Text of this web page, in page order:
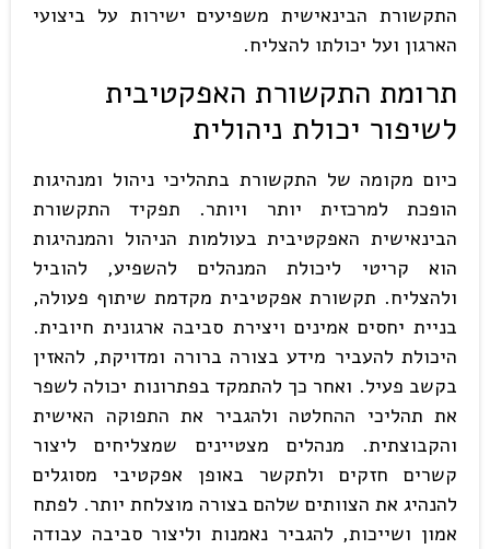
התקשורת הבינאישית משפיעים ישירות על ביצועי
הארגון ועל יכולתו להצליח.
תרומת התקשורת האפקטיבית
לשיפור יכולת ניהולית
כיום מקומה של התקשורת בתהליכי ניהול ומנהיגות
הופכת למרכזית יותר ויותר. תפקיד התקשורת
הבינאישית האפקטיבית בעולמות הניהול והמנהיגות
הוא קריטי ליכולת המנהלים להשפיע, להוביל
ולהצליח. תקשורת אפקטיבית מקדמת שיתוף פעולה,
בניית יחסים אמינים ויצירת סביבה ארגונית חיובית.
היכולת להעביר מידע בצורה ברורה ומדויקת, להאזין
בקשב פעיל. ואחר כך להתמקד בפתרונות יכולה לשפר
את תהליכי ההחלטה ולהגביר את התפוקה האישית
והקבוצתית. מנהלים מצטיינים שמצליחים ליצור
קשרים חזקים ולתקשר באופן אפקטיבי מסוגלים
להנהיג את הצוותים שלהם בצורה מוצלחת יותר. לפתח
אמון ושייכות, להגביר נאמנות וליצור סביבה עבודה